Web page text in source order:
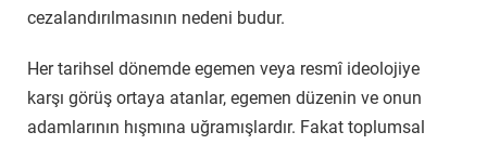
cezalandırılmasının nedeni budur.
Her tarihsel dönemde egemen veya resmî ideolojiye
karşı görüş ortaya atanlar, egemen düzenin ve onun
adamlarının hışmına uğramışlardır. Fakat toplumsal